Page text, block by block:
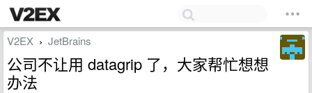
V2EX › JetBrains
公司不让用 datagrip 了，大家帮忙想想
办法